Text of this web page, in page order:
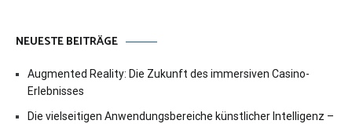
NEUESTE BEITRÄGE
Augmented Reality: Die Zukunft des immersiven Casino-
Erlebnisses
Die vielseitigen Anwendungsbereiche künstlicher Intelligenz –